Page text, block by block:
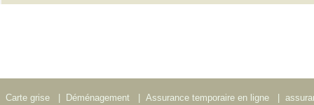
Carte grise Déménagement Assurance temporaire en ligne